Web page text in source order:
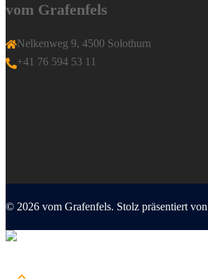
vom Grafenfels
Nelkenweg 9, 4500 Solothurn
+41 76 594 53 11
© 2026 vom Grafenfels. Stolz präsentiert von
schließen